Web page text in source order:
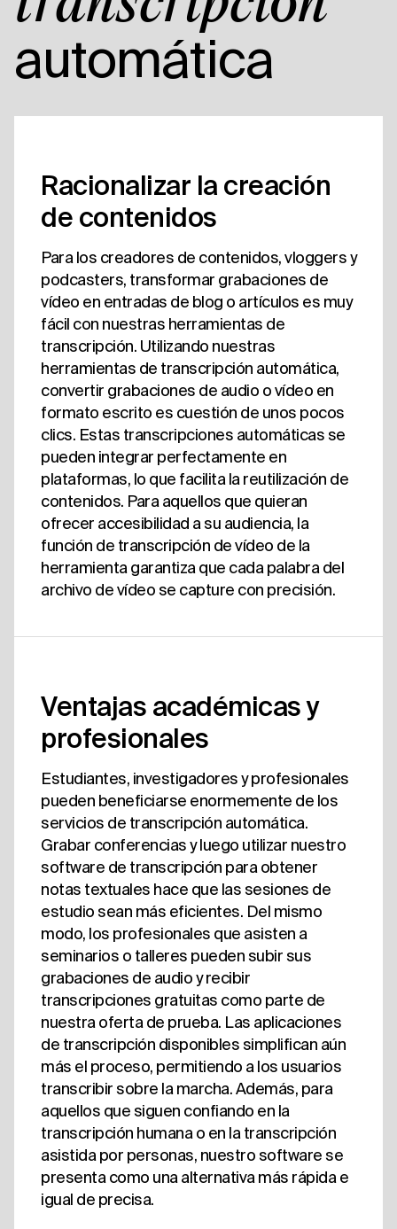
automática
Racionalizar la creación
de contenidos
Para los creadores de contenidos, vloggers y
podcasters, transformar grabaciones de
vídeo en entradas de blog o artículos es muy
fácil con nuestras herramientas de
transcripción. Utilizando nuestras
herramientas de transcripción automática,
convertir grabaciones de audio o vídeo en
formato escrito es cuestión de unos pocos
clics. Estas transcripciones automáticas se
pueden integrar perfectamente en
plataformas, lo que facilita la reutilización de
contenidos. Para aquellos que quieran
ofrecer accesibilidad a su audiencia, la
función de transcripción de vídeo de la
herramienta garantiza que cada palabra del
archivo de vídeo se capture con precisión.
Ventajas académicas y
profesionales
Estudiantes, investigadores y profesionales
pueden beneficiarse enormemente de los
servicios de transcripción automática.
Grabar conferencias y luego utilizar nuestro
software de transcripción para obtener
notas textuales hace que las sesiones de
estudio sean más eficientes. Del mismo
modo, los profesionales que asisten a
seminarios o talleres pueden subir sus
grabaciones de audio y recibir
transcripciones gratuitas como parte de
nuestra oferta de prueba. Las aplicaciones
de transcripción disponibles simplifican aún
más el proceso, permitiendo a los usuarios
transcribir sobre la marcha. Además, para
aquellos que siguen confiando en la
transcripción humana o en la transcripción
asistida por personas, nuestro software se
presenta como una alternativa más rápida e
igual de precisa.